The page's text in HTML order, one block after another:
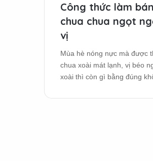
Công thức làm
chua chua ngọt
vị
Mùa hè nóng nực mà được
chua xoài mát lạnh, vị béo
xoài thì còn gì bằng đúng